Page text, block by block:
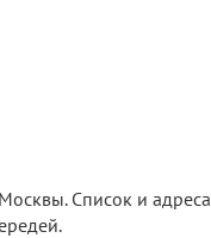
Список и адреса